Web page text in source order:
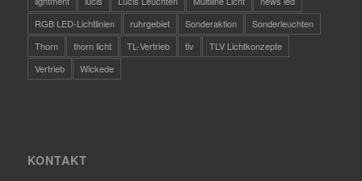
RGB LED-Lichtlinien
ruhrgebiet Sonderaktion
Sonderleuchten
Thorn
thorn licht TL-Vertrieb tlv
TLV Lichtkonzepte
Vertrieb
Wickede
KONTAKT